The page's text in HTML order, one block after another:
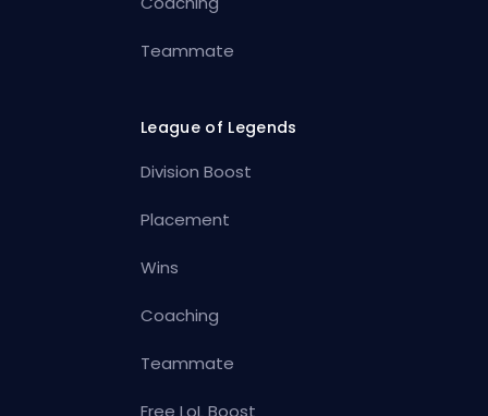
Teammate
League of Legends
Division Boost
Placement
Wins
Coaching
Teammate
Free LoL Boost